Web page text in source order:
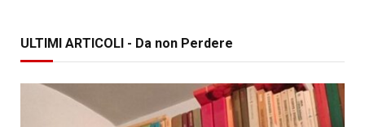
ULTIMI ARTICOLI - Da non Perdere